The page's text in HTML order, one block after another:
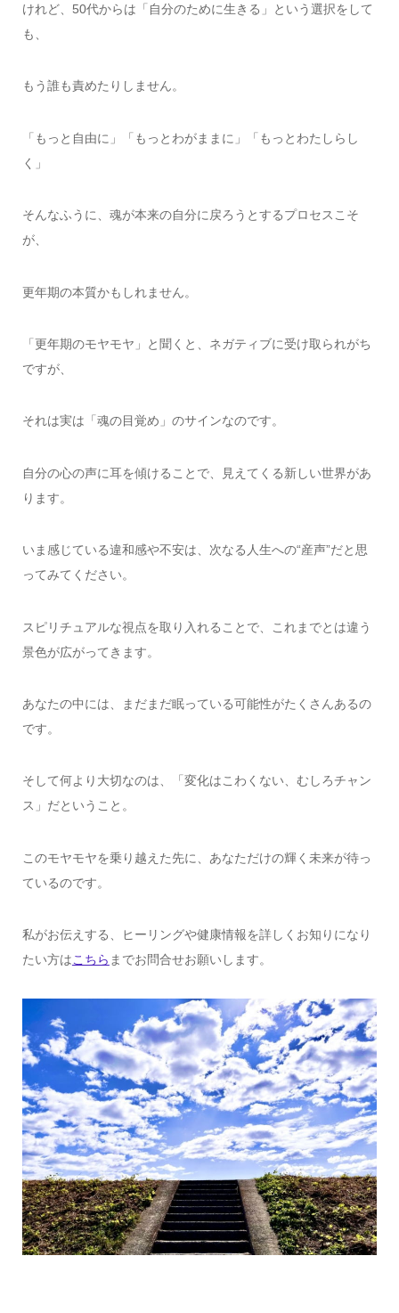
けれど、50代からは「自分のために生きる」という選択をして
も、
もう誰も責めたりしません。
「もっと自由に」「もっとわがままに」「もっとわたしらし
く」
そんなふうに、魂が本来の自分に戻ろうとするプロセスこそ
が、
更年期の本質かもしれません。
「更年期のモヤモヤ」と聞くと、ネガティブに受け取られがち
ですが、
それは実は「魂の目覚め」のサインなのです。
自分の心の声に耳を傾けることで、見えてくる新しい世界があ
ります。
いま感じている違和感や不安は、次なる人生への“産声”だと思
ってみてください。
スピリチュアルな視点を取り入れることで、これまでとは違う
景色が広がってきます。
あなたの中には、まだまだ眠っている可能性がたくさんあるの
です。
そして何より大切なのは、「変化はこわくない、むしろチャン
ス」だということ。
このモヤモヤを乗り越えた先に、あなただけの輝く未来が待っ
ているのです。
私がお伝えする、ヒーリングや健康情報を詳しくお知りになり
たい方はこちら までお問合せお願いします。